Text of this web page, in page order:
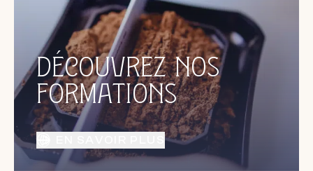
DÉCOUVREZ NOS
FORMATIONS
EN SAVOIR PLUS